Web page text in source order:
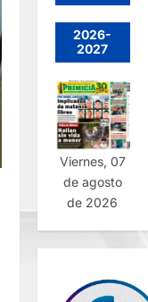
2026-
2027
Viernes, 07
de agosto
de 2026